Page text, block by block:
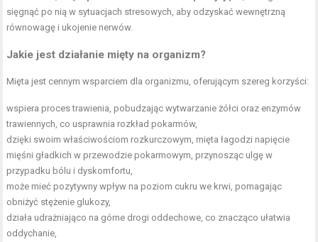
sięgnąć po nią w sytuacjach stresowych, aby odzyskać wewnętrzną
równowagę i ukojenie nerwów.
Jakie jest działanie mięty na organizm?
Mięta jest cennym wsparciem dla organizmu, oferującym szereg korzyści:
wspiera proces trawienia, pobudzając wytwarzanie żółci oraz enzymów
trawiennych, co usprawnia rozkład pokarmów,
dzięki swoim właściwościom rozkurczowym, mięta łagodzi napięcie
mięśni gładkich w przewodzie pokarmowym, przynosząc ulgę w
przypadku bólu i dyskomfortu,
może mieć pozytywny wpływ na poziom cukru we krwi, pomagając
obniżyć stężenie glukozy,
działa udrażniająco na górne drogi oddechowe, co znacząco ułatwia
oddychanie,